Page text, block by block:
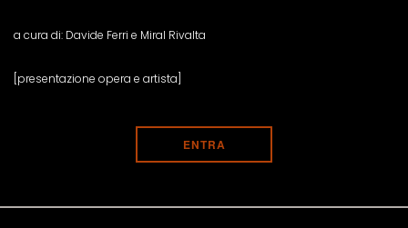
a cura di: Davide Ferri e Miral Rivalta
[presentazione opera e artista]
ENTRA